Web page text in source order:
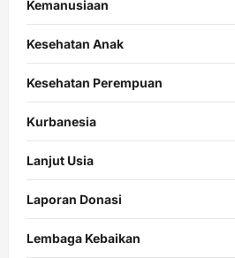
Kemanusiaan
Kesehatan Anak
Kesehatan Perempuan
Kurbanesia
Lanjut Usia
Laporan Donasi
Lembaga Kebaikan